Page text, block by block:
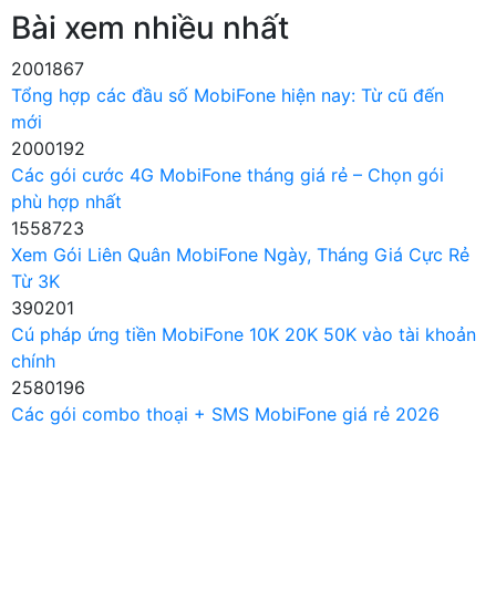
Bài xem nhiều nhất
2001867
Tổng hợp các đầu số MobiFone hiện nay: Từ cũ đến
mới
2000192
Các gói cước 4G MobiFone tháng giá rẻ – Chọn gói
phù hợp nhất
1558723
Xem Gói Liên Quân MobiFone Ngày, Tháng Giá Cực Rẻ
Từ 3K
390201
Cú pháp ứng tiền MobiFone 10K 20K 50K vào tài khoản
chính
2580196
Các gói combo thoại + SMS MobiFone giá rẻ 2026